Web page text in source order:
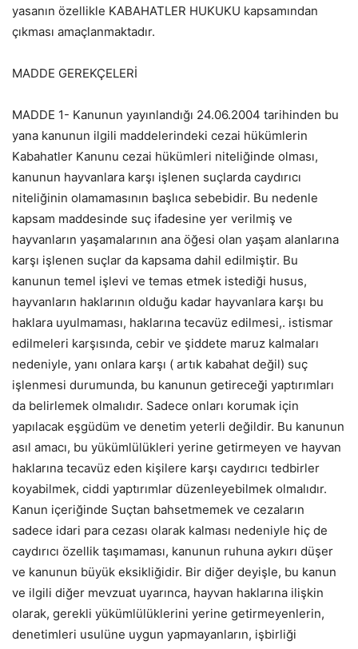
yasanın özellikle KABAHATLER HUKUKU kapsamından
çıkması amaçlanmaktadır.
MADDE GEREKÇELERİ
MADDE 1- Kanunun yayınlandığı 24.06.2004 tarihinden bu
yana kanunun ilgili maddelerindeki cezai hükümlerin
Kabahatler Kanunu cezai hükümleri niteliğinde olması,
kanunun hayvanlara karşı işlenen suçlarda caydırıcı
niteliğinin olamamasının başlıca sebebidir. Bu nedenle
kapsam maddesinde suç ifadesine yer verilmiş ve
hayvanların yaşamalarının ana öğesi olan yaşam alanlarına
karşı işlenen suçlar da kapsama dahil edilmiştir. Bu
kanunun temel işlevi ve temas etmek istediği husus,
hayvanların haklarının olduğu kadar hayvanlara karşı bu
haklara uyulmaması, haklarına tecavüz edilmesi,. istismar
edilmeleri karşısında, cebir ve şiddete maruz kalmaları
nedeniyle, yanı onlara karşı ( artık kabahat değil) suç
işlenmesi durumunda, bu kanunun getireceği yaptırımları
da belirlemek olmalıdır. Sadece onları korumak için
yapılacak eşgüdüm ve denetim yeterli değildir. Bu kanunun
asıl amacı, bu yükümlülükleri yerine getirmeyen ve hayvan
haklarına tecavüz eden kişilere karşı caydırıcı tedbirler
koyabilmek, ciddi yaptırımlar düzenleyebilmek olmalıdır.
Kanun içeriğinde Suçtan bahsetmemek ve cezaların
sadece idari para cezası olarak kalması nedeniyle hiç de
caydırıcı özellik taşımaması, kanunun ruhuna aykırı düşer
ve kanunun büyük eksikliğidir. Bir diğer deyişle, bu kanun
ve ilgili diğer mevzuat uyarınca, hayvan haklarına ilişkin
olarak, gerekli yükümlülüklerini yerine getirmeyenlerin,
denetimleri usulüne uygun yapmayanların, işbirliği